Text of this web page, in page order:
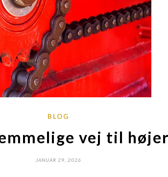
BLOG
vej til
JANUAR 29, 2026